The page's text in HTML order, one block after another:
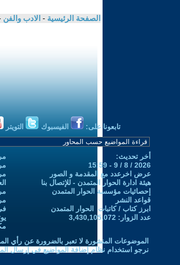
الصفحة الرئيسية - الادب والفن
تابعونا على: الفيسبوك التويتر
أخر تحديث:
2026 / 8 / 9 - 15:59
عرض اخرعدد مع المقدمة و الصور
هيئة ادارة الحوار المتمدن - للإتصال بنا
إحصائيات مؤسسة الحوار المتمدن
قواعد النشر
ابرز كتاب / كاتبات الحوار المتمدن
عدد الزوار: 3,430,105,072
الموضوعات المنشورة لا تعبر بالضرورة عن رأي
نرجو استخدام نظام إضافة المواضيع في إرسال